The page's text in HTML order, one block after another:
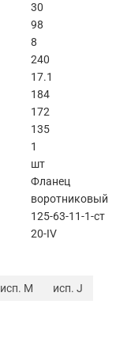
30
98
8
240
17.1
184
172
135
1
шт
Фланец
воротниковый
125-63-11-1-ст
20-IV
исп. M
исп. J